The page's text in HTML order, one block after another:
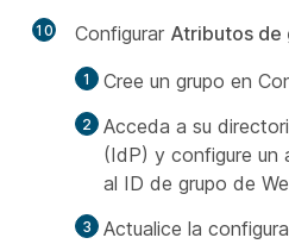
10 Configurar Atributos de
Cree un grupo en
Acceda a su
(IdP) y configure un
al ID de grupo de
Actualice la